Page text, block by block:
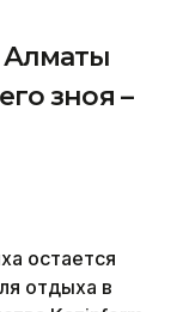
Алматы
зноя –
остается
отдыха в